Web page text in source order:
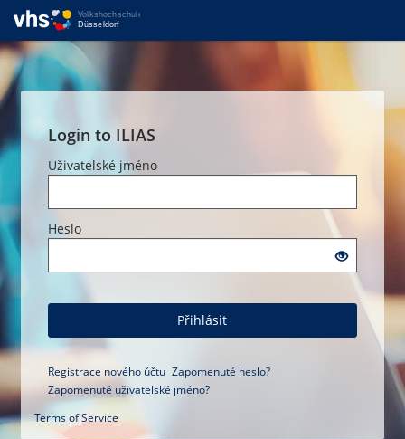
Login to ILIAS
Uživatelské jméno
Heslo
Přihlásit
Registrace nového účtu Zapomenuté heslo?
Zapomenuté uživatelské jméno?
Terms of Service